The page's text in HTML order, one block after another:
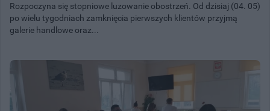
Rozpoczyna się stopniowe luzowanie obostrzeń. Od dzisiaj (04. 05)
po wielu tygodniach zamknięcia pierwszych klientów przyjmą
galerie handlowe oraz...